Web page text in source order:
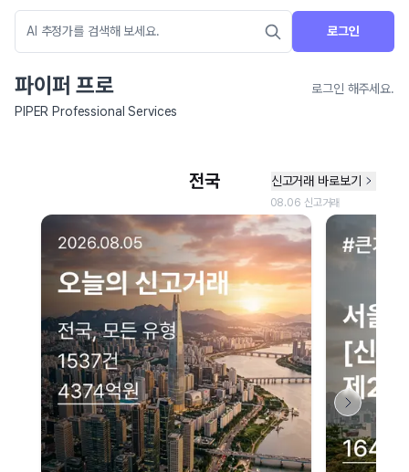
로그인
파이퍼 프로
로그인 해주세요.
PIPER Professional Services
네이버 지도 연결 안내
현재 네이버 지도 연결이 원활하지 않아 지도를 불러올 수 없습니다.
이용에 불편을 드려 죄송합니다.
다시 시도